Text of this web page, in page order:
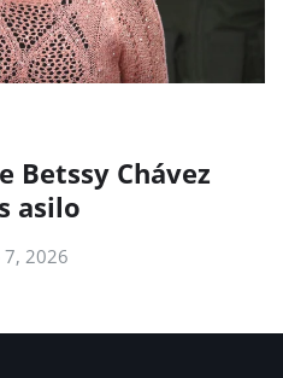
Betssy Chávez
asilo
7, 2026